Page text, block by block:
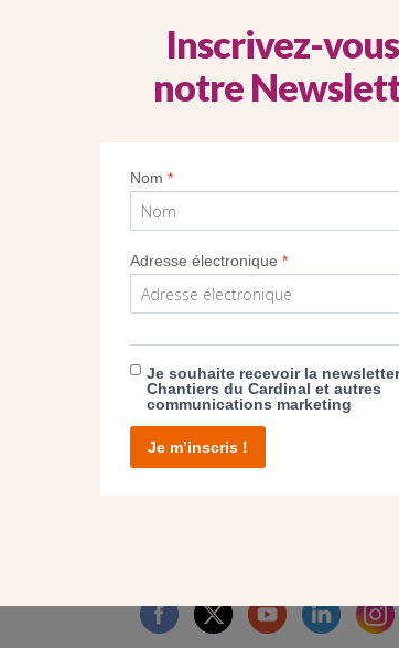
DON
D’AGIR
facebook twitter youtube linkedin
Inscrivez-
notre
Nom*
Adresse électronique*
Je souhaite recevoir la
Chantiers du Cardinal et autres
communications marketing
Je m’inscris !